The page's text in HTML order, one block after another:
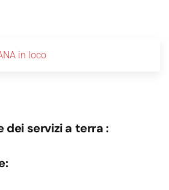
in loco
dei servizi a terra :